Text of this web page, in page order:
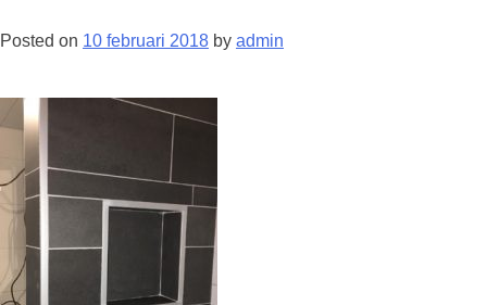
Posted on 10 februari 2018 by admin